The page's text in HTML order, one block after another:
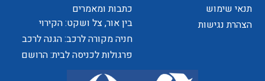
האתר
תנאי שימוש
הצהרת נגישות
כתבות ומאמרים
בין אור, צל ושקט: הקירוי
כאלמנט מעצב בחוויית המרחב
חניה מקורה לרכב: הגנה לרכב
ושדרוג לבית
פרגולות לכניסה לבית: הרושם